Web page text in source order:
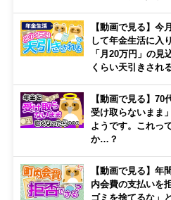
【動画で見る】今
して年金生活に入
「月20万円」の見
くらい天引きされ
【動画で見る】70
受け取らないまま
ようです。これっ
か…？
【動画で見る】年
内会費の支払いを
ゴミを捨てるな」